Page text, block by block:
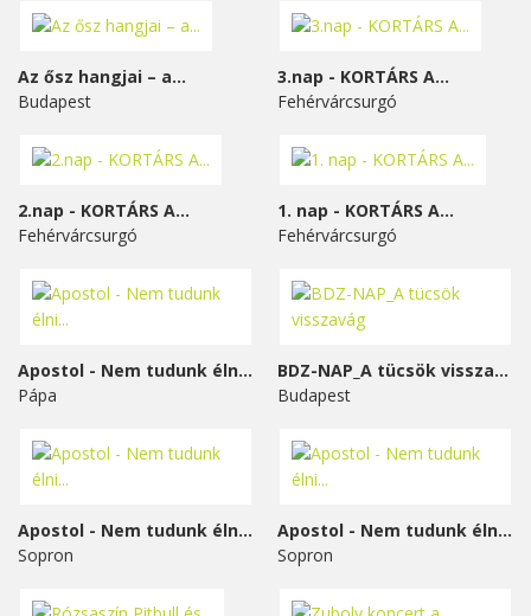
Az ősz hangjai – a...
Budapest
3.nap - KORTÁRS A...
Fehérvárcsurgó
2.nap - KORTÁRS A...
Fehérvárcsurgó
1. nap - KORTÁRS A...
Fehérvárcsurgó
Apostol - Nem tudunk élni...
Pápa
BDZ-NAP_A tücsök visszavág
Budapest
Apostol - Nem tudunk élni...
Sopron
Apostol - Nem tudunk élni...
Sopron